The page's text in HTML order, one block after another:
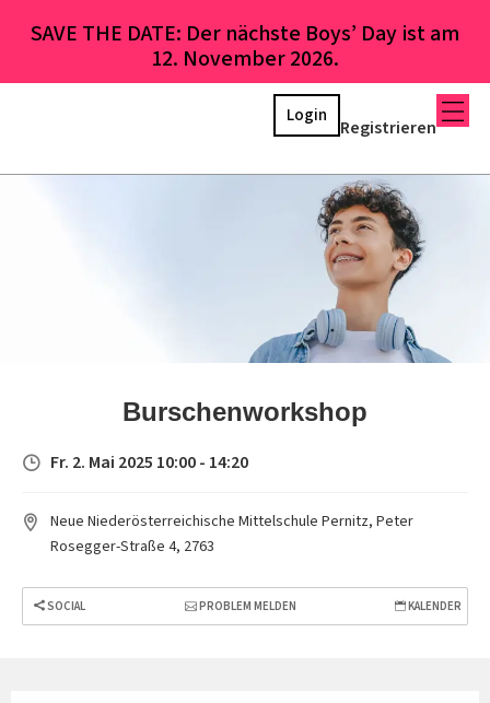
SAVE THE DATE: Der nächste Boys’ Day ist am
12. November 2026.
Registrieren
Login
Burschenworkshop
Fr. 2. Mai 2025 10:00 - 14:20
Neue Niederösterreichische Mittelschule Pernitz, Peter
Rosegger-Straße 4, 2763
SOCIAL PROBLEM MELDEN KALENDER